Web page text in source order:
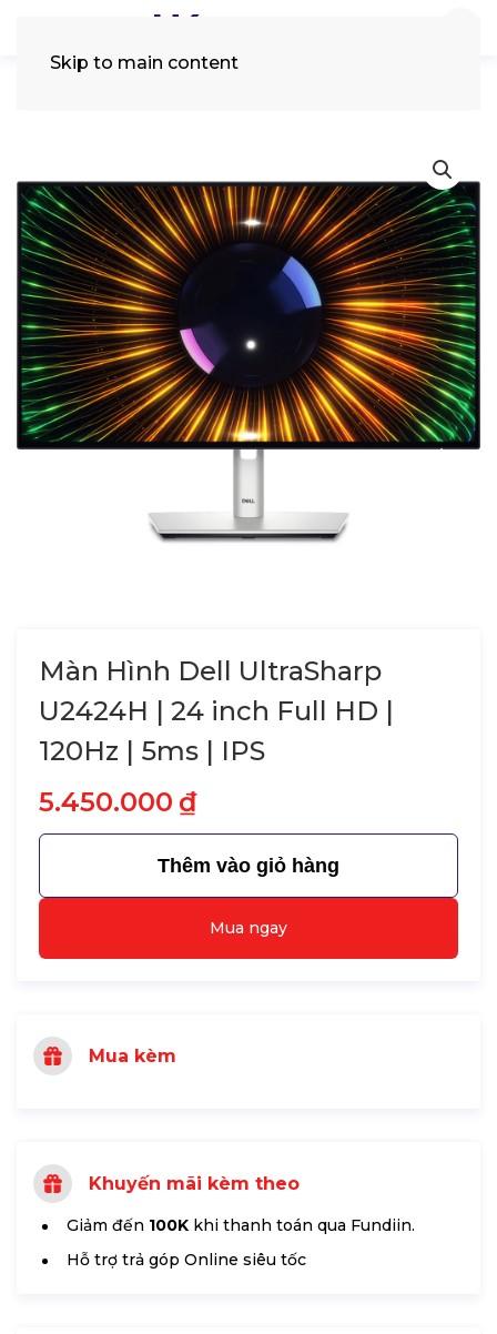
Skip to main content
Màn Hình Dell UltraSharp
U2424H | 24 inch Full HD |
120Hz | 5ms | IPS
5.450.000 ₫
Thêm vào giỏ hàng
Mua ngay
Mua kèm
Khuyến mãi kèm theo
Giảm đến 100K khi thanh toán qua Fundiin.
Hỗ trợ trả góp Online siêu tốc